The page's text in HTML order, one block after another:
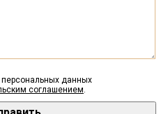
персональных данных
соглашением.